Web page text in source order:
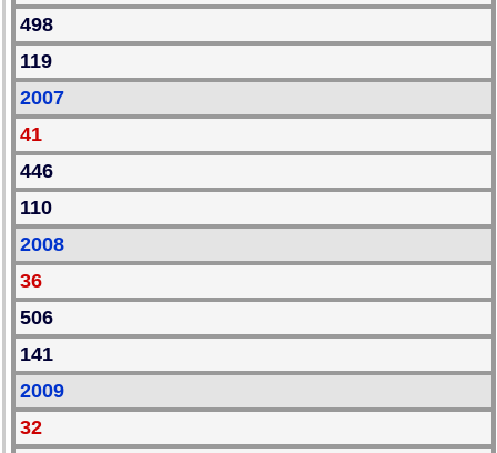
498
119
2007
41
446
110
2008
36
506
141
2009
32